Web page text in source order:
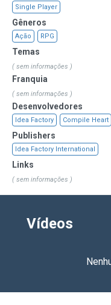
Single Player
Gêneros
Ação RPG
Temas
( sem informações )
Franquia
( sem informações )
Desenvolvedores
Idea Factory Compile Heart
Publishers
Idea Factory International
Links
( sem informações )
Vídeos